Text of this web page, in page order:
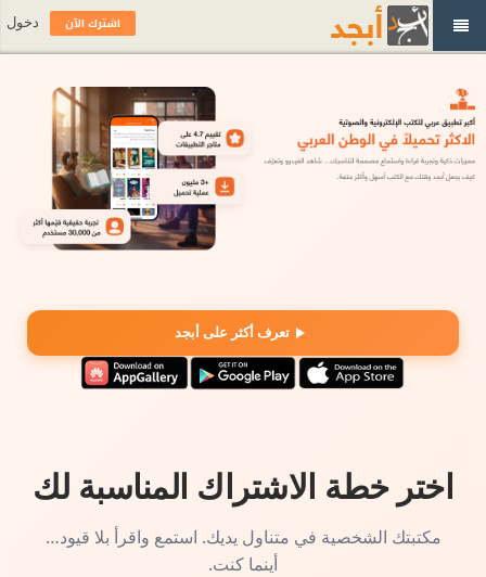
تعرف أكثر على أبجد
اختر خطة الاشتراك المناسبة لك
مكتبتك الشخصية في متناول يديك. استمع واقرأ بلا قيود…
أينما كنت.
اشترك الآن دخول